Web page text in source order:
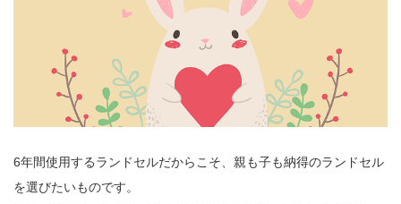
6年間使用するランドセルだからこそ、親も子も納得のランドセル
を選びたいものです。